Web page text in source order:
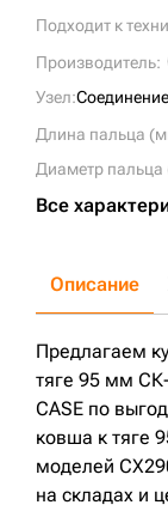
Подходит к
Производитель:
Узел:
Длина пальца
Диаметр
Все
Описание
Предлагаем
тяге 95 мм
CASE по
ковша к тяге
моделей
на складах и